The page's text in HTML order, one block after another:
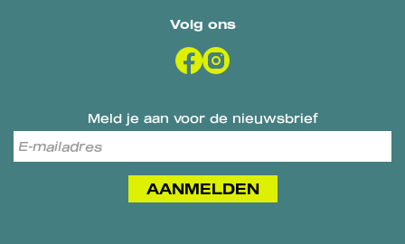
Volg ons
Meld je aan voor de nieuwsbrief
AANMELDEN